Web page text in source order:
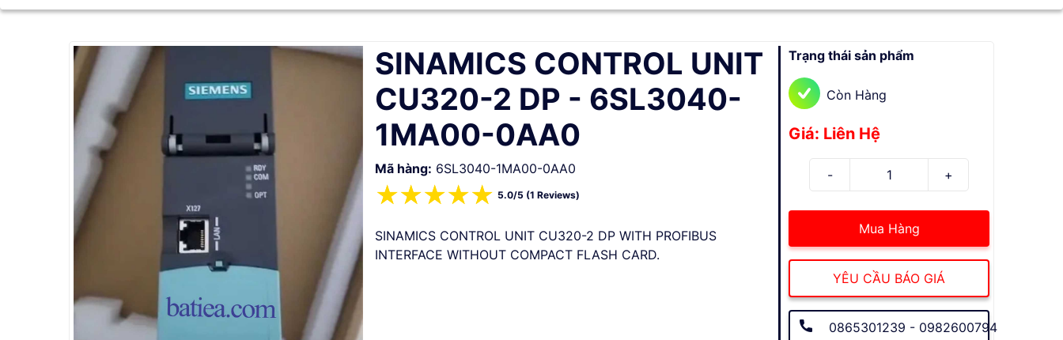
SINAMICS CONTROL UNIT
CU320-2 DP - 6SL3040-
1MA00-0AA0
Mã hàng: 6SL3040-1MA00-0AA0
☆
☆
☆
☆
☆ 5.0/5 (1 Reviews)
SINAMICS CONTROL UNIT CU320-2 DP WITH PROFIBUS
INTERFACE WITHOUT COMPACT FLASH CARD.
Trạng thái sản phẩm
Còn Hàng
Giá: Liên Hệ
Mua Hàng
YÊU CẦU BÁO GIÁ
0865301239 - 0982600794